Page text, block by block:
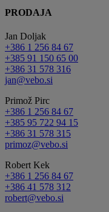
PRODAJA
Jan Doljak
+386 1 256 84 67
+385 91 150 65 00
+386 31 578 316
jan@vebo.si
Primož Pirc
+386 1 256 84 67
+385 95 722 94 15
+386 31 578 315
primoz@vebo.si
Robert Kek
+386 1 256 84 67
+386 41 578 312
robert@vebo.si